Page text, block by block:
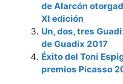
de Alarcón
XI edición
Un, dos, tres
de Guadix 2017
Éxito del Toni
premios Picasso